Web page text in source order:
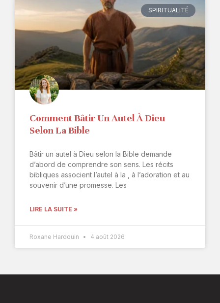
SPIRITUALITÉ
Comment Bâtir Un Autel À Dieu
Selon La Bible
Bâtir un autel à Dieu selon la Bible demande
d’abord de comprendre son sens. Les récits
bibliques associent l’autel à la , à l’adoration et au
souvenir d’une promesse. Les
LIRE LA SUITE »
Roxane Hardouin 4 août 2026